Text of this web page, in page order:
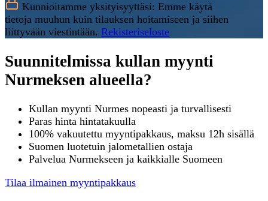
Kunnioitamme yksityisyyttäsi: Emme käytä
tietoja muuhun kuin tilauksen hoitamiseen ja siihen
liittyvään viestintään. Rekisteriseloste
Suunnitelmissa kullan myynti
Nurmeksen alueella?
Kullan myynti Nurmes nopeasti ja turvallisesti
Paras hinta hintatakuulla
100% vakuutettu myyntipakkaus, maksu 12h sisällä
Suomen luotetuin jalometallien ostaja
Palvelua Nurmekseen ja kaikkialle Suomeen
Tilaa ilmainen myyntipakkaus